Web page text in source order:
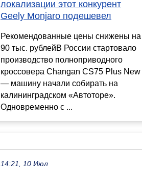
локализации этот конкурент
Geely Monjaro подешевел
Рекомендованные цены снижены на
90 тыс. рублейВ России стартовало
производство полноприводного
кроссовера Changan CS75 Plus New
— машину начали собирать на
калининградском «Автоторе».
Одновременно с ...
14:21, 10 Июл